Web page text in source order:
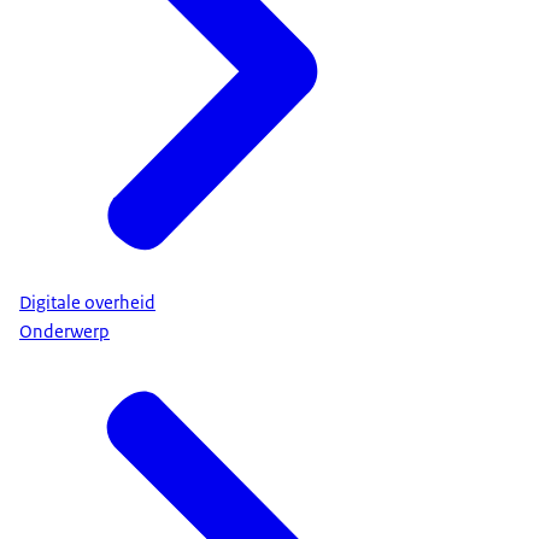
Digitale overheid
Onderwerp